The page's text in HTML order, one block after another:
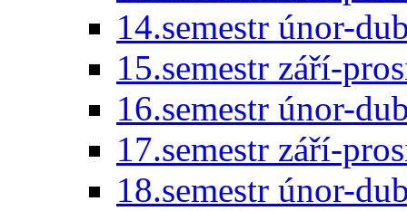
14.semestr únor-
15.semestr září-
16.semestr únor-
17.semestr září-
18.semestr únor-